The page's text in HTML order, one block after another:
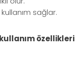
sağlar.
özellikleri